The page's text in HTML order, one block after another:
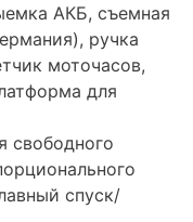
АКБ, съемная
ручка
моточасов,
для
свободного
спуск/